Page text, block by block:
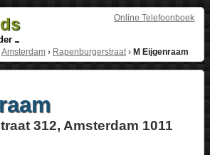
Online Telefoonboek
Amsterdam› Rapenburgerstraat› M Eijgenraam
312, Amsterdam 1011